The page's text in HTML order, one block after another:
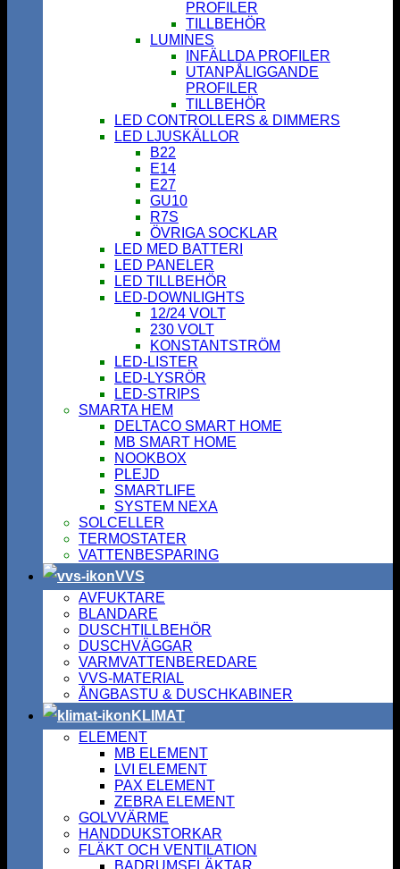
PROFILER
TILLBEHÖR
LUMINES
INFÄLLDA PROFILER
UTANPÅLIGGANDE
PROFILER
TILLBEHÖR
LED CONTROLLERS & DIMMERS
LED LJUSKÄLLOR
B22
E14
E27
GU10
R7S
ÖVRIGA SOCKLAR
LED MED BATTERI
LED PANELER
LED TILLBEHÖR
LED-DOWNLIGHTS
12/24 VOLT
230 VOLT
KONSTANTSTRÖM
LED-LISTER
LED-LYSRÖR
LED-STRIPS
SMARTA HEM
DELTACO SMART HOME
MB SMART HOME
NOOKBOX
PLEJD
SMARTLIFE
SYSTEM NEXA
SOLCELLER
TERMOSTATER
VATTENBESPARING
VVS
AVFUKTARE
BLANDARE
DUSCHTILLBEHÖR
DUSCHVÄGGAR
VARMVATTENBEREDARE
VVS-MATERIAL
ÅNGBASTU & DUSCHKABINER
KLIMAT
ELEMENT
MB ELEMENT
LVI ELEMENT
PAX ELEMENT
ZEBRA ELEMENT
GOLVVÄRME
HANDDUKSTORKAR
FLÄKT OCH VENTILATION
BADRUMSFLÄKTAR